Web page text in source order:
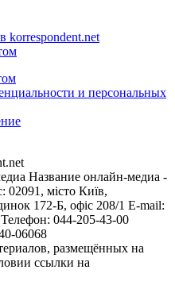
korrespondent.net
и персональных
Название онлайн-медиа -
02091, місто Київ,
172-Б, офіс 208/1 E-mail:
Телефон: 044-205-43-00
06068
размещённых на
ссылки на